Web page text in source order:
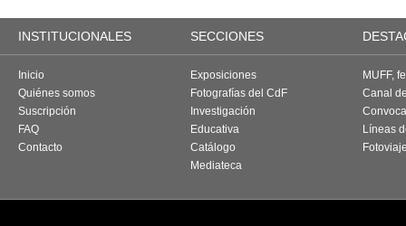
INSTITUCIONALES SECCIONES
Inicio
Quiénes somos
Suscripción
FAQ
Contacto
Exposiciones
Fotografías del CdF
Investigación
Educativa
Catálogo
Mediateca
MUFF,
Canal
Líneas